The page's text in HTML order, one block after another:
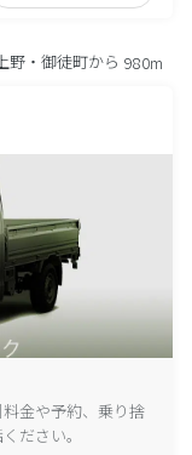
野・御徒町から 980m
金や予約、乗り捨
ださい。